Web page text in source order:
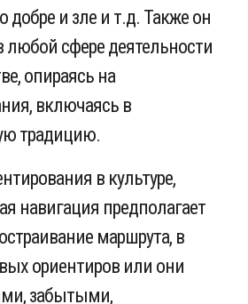
добре и зле и т.д. Также он
любой сфере деятельности
опираясь на
включаясь в
традицию.
в культуре,
навигация предполагает
маршрута, в
ориентиров или они
забытыми,